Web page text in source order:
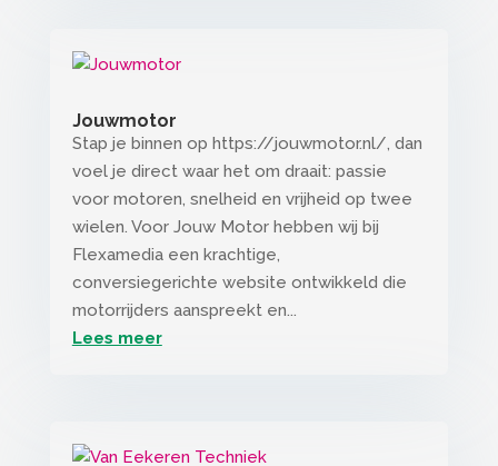
Jouwmotor
Stap je binnen op https://jouwmotor.nl/, dan
voel je direct waar het om draait: passie
voor motoren, snelheid en vrijheid op twee
wielen. Voor Jouw Motor hebben wij bij
Flexamedia een krachtige,
conversiegerichte website ontwikkeld die
motorrijders aanspreekt en...
Lees meer